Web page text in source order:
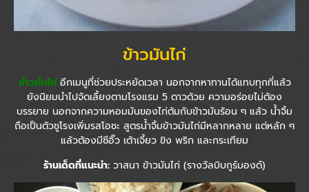
ข้าวมันไก่
ข้าวมันไก่อีกเมนูที่ช่วยประหยัดเวลา นอกจากหาทานได้แทบทุกที่แล้ว
ยังนิยมนำไปจัดเลี้ยงตามโรงแรม 5 ดาวด้วย ความอร่อยไม่ต้อง
บรรยาย นอกจากความหอมมันของไก่ต้มกับข้าวมันร้อน ๆ แล้ว น้ำจิ้ม
ถือเป็นตัวชูโรงเพิ่มรสโอชะ สูตรน้ำจิ้มข้าวมันไก่มีหลากหลาย แต่หลัก ๆ
แล้วต้องมีซีอิ๊ว เต้าเจี้ยว ขิง พริก และกระเทียม
ร้านเด็ดที่แนะนำ: วาสนา ข้าวมันไก่ (รางวัลบิบกูร์มองด์)